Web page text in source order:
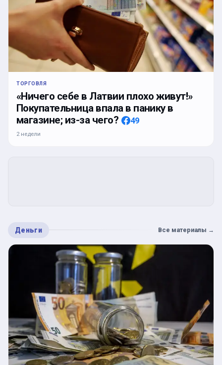
ТОРГОВЛЯ
«Ничего себе в Латвии плохо живут!»
Покупательница впала в панику в
магазине; из-за чего?
49
2 недели
Деньги Все материалы →